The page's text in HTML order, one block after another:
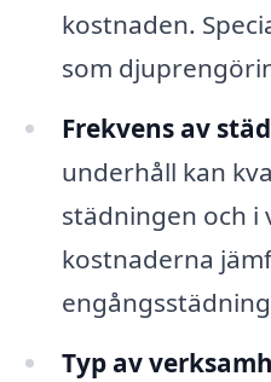
kostnaden.
som
Frekvens av
underhåll kan
städningen och i
kostnaderna
Typ av